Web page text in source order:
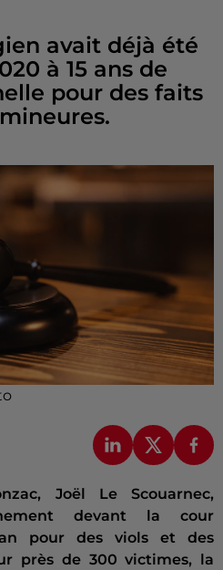
avait déjà été
à 15 ans de
pour des faits
Joël Le Scouarnec,
devant la cour
pour des viols et des
près de 300 victimes, la